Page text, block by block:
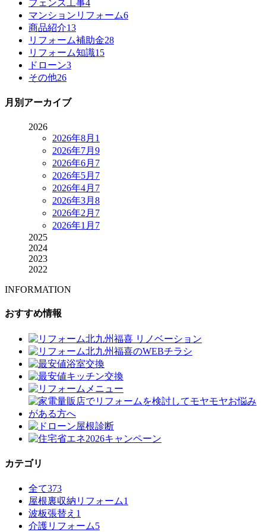
フェンス工事4
マンションリフォーム6
商品紹介13
リフォーム補助金28
リフォーム知識15
ドローン3
その他26
月別アーカイブ
2026
2026年8月 1
2026年7月 9
2026年6月 7
2026年5月 7
2026年4月 7
2026年3月 8
2026年2月 7
2026年1月 7
2025
2024
2023
2022
INFORMATION
おすすめ情報
カテゴリ
全て373
屋根裏収納リフォーム1
波板張替え 1
介護リフォーム5